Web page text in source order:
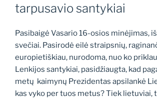
tarpusavio santykiai
Pasibaigė Vasario 16-osios minėjimas,
svečiai. Pasirodė eilė straipsnių,
europietiškiau, nurodoma, nuo ko
Lenkijos santykiai, pasidžiaugta, kad
metų kaimynų Prezidentas apsilankė
kas vyko per tuos metus? Tiek lietuviai,